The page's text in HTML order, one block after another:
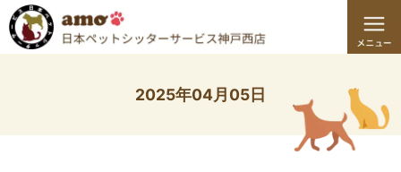
2025年04月05日